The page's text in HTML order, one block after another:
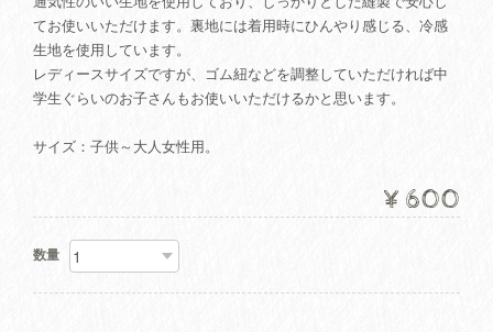
てお使いいただけます。裏地には着用時にひんやり感じる、冷感
生地を使用しています。
レディースサイズですが、ゴム紐などを調整していただければ中
学生ぐらいのお子さんもお使いいただけるかと思います。
サイズ：子供～大人女性用。
¥600
数量